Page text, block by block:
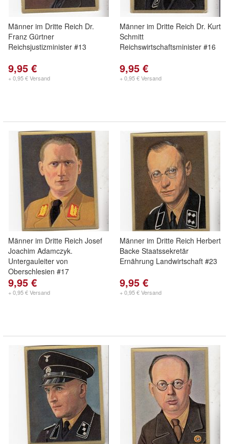
Männer im Dritte Reich Dr.
Franz Gürtner
Reichsjustizminister #13
9,95 €
+ 0,95 € Versand
Männer im Dritte Reich Dr. Kurt
Schmitt
Reichswirtschaftsminister #16
9,95 €
+ 0,95 € Versand
Männer im Dritte Reich Josef
Joachim Adamczyk.
Untergauleiter von
Oberschlesien #17
9,95 €
+ 0,95 € Versand
Männer im Dritte Reich Herbert
Backe Staatssekretär
Ernährung Landwirtschaft #23
9,95 €
+ 0,95 € Versand